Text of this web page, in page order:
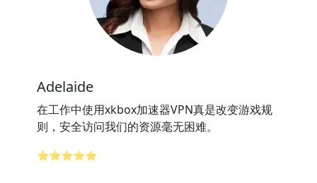
Adelaide
在工作中使用xkbox加速器VPN真是改变游戏规
则，安全访问我们的资源毫无困难。
⭐⭐⭐⭐⭐